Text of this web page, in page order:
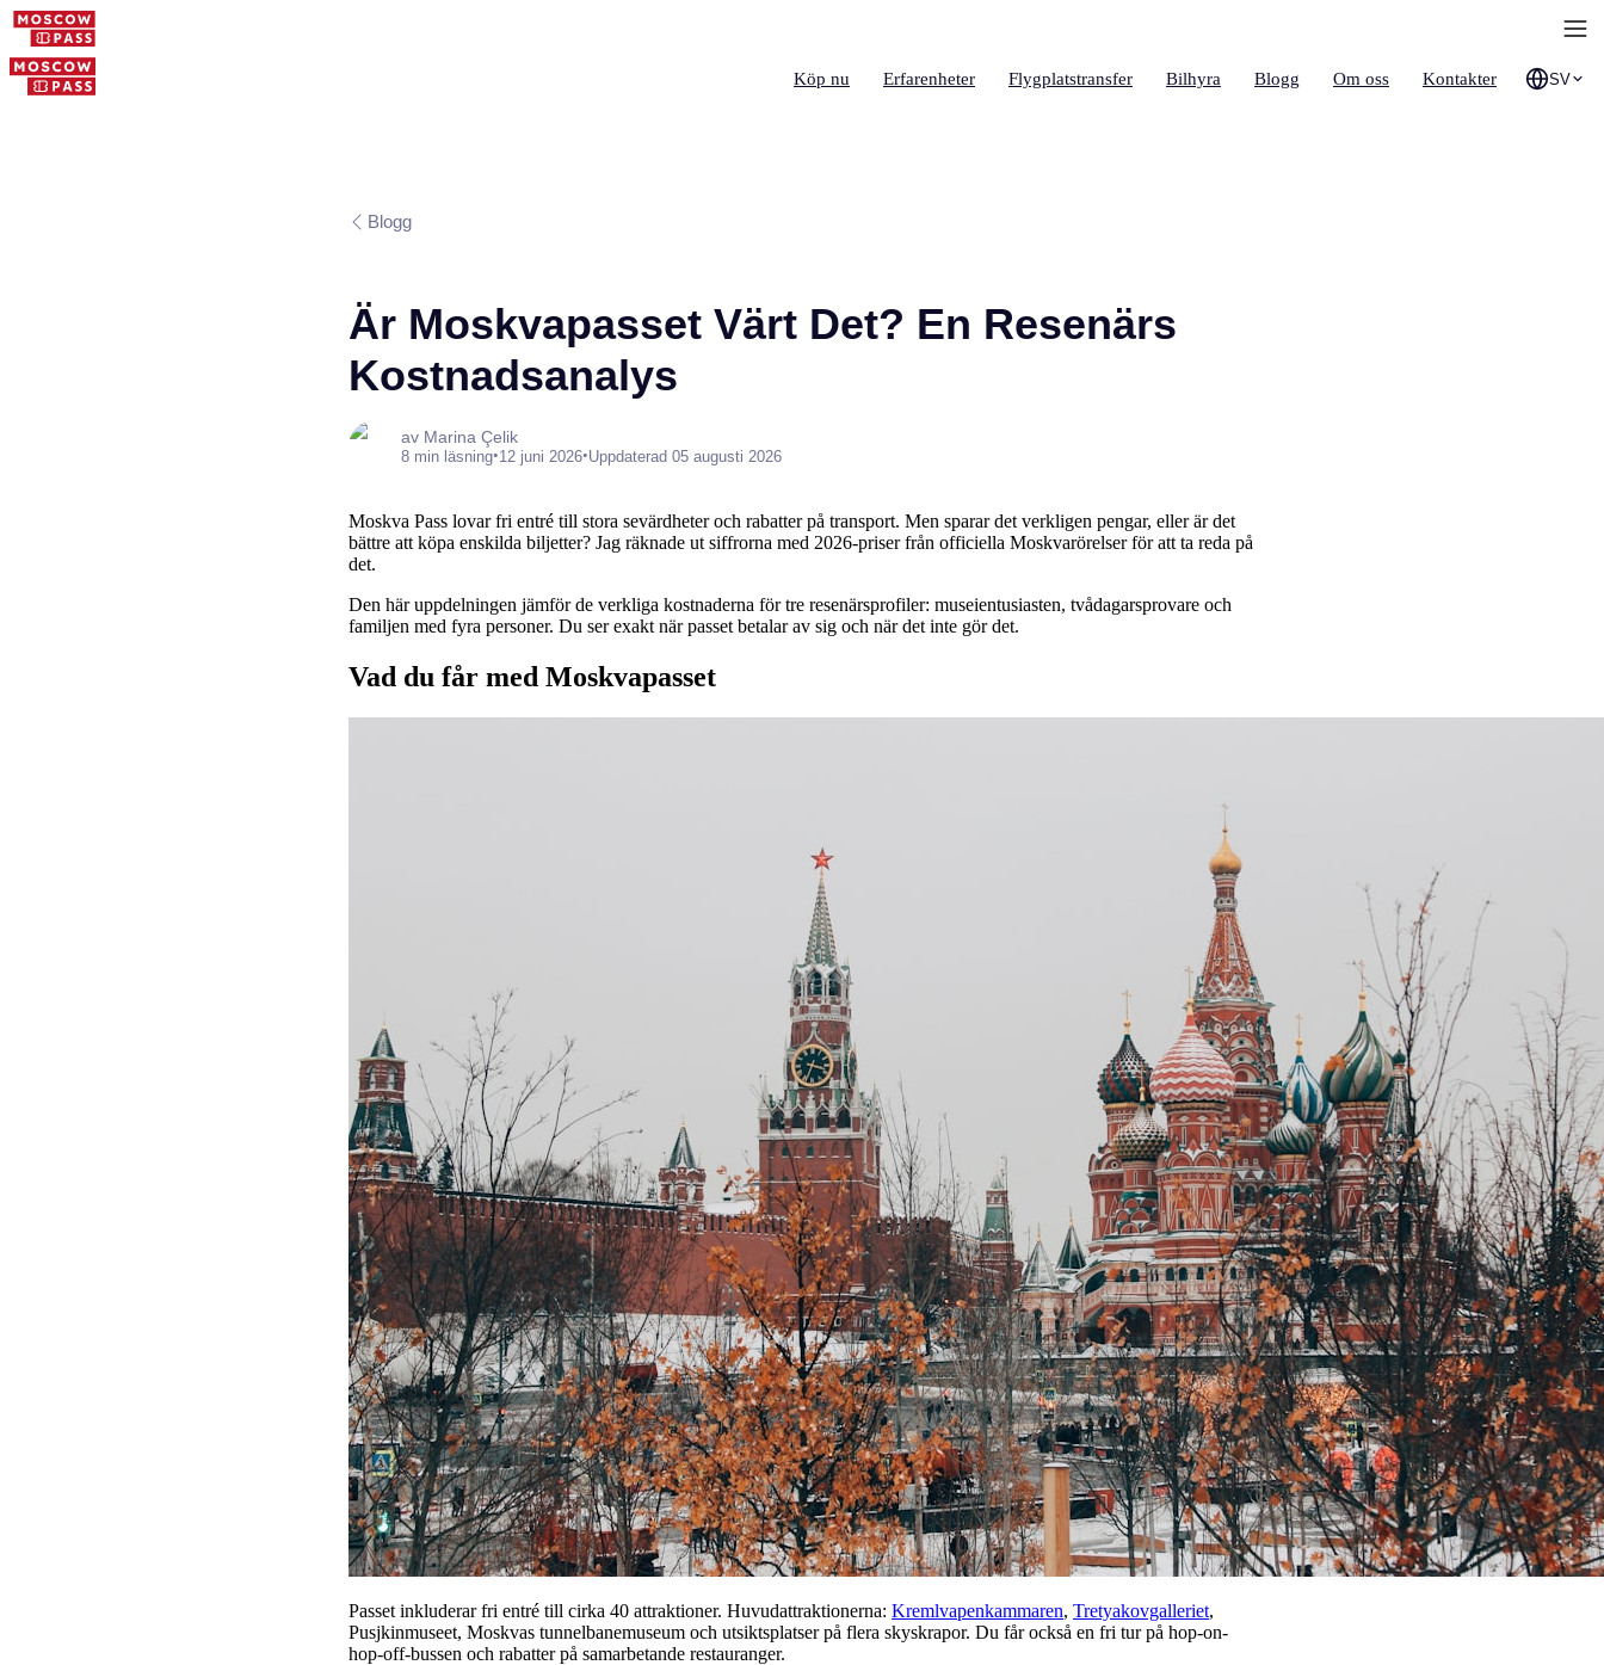
Köp nu Erfarenheter Flygplatstransfer Bilhyra Blogg Om oss Kontakter SV
Blogg
Är Moskvapasset Värt Det? En Resenärs
Kostnadsanalys
av Marina Çelik
8 min läsning•12 juni 2026•Uppdaterad 05 augusti 2026
Moskva Pass lovar fri entré till stora sevärdheter och rabatter på transport. Men sparar det verkligen pengar, eller är det
bättre att köpa enskilda biljetter? Jag räknade ut siffrorna med 2026-priser från officiella Moskvarörelser för att ta reda på
det.
Den här uppdelningen jämför de verkliga kostnaderna för tre resenärsprofiler: museientusiasten, tvådagarsprovare och
familjen med fyra personer. Du ser exakt när passet betalar av sig och när det inte gör det.
Vad du får med Moskvapasset
Passet inkluderar fri entré till cirka 40 attraktioner. Huvudattraktionerna: Kremlvapenkammaren, Tretyakovgalleriet,
Pusjkinmuseet, Moskvas tunnelbanemuseum och utsiktsplatser på flera skyskrapor. Du får också en fri tur på hop-on-
hop-off-bussen och rabatter på samarbetande restauranger.